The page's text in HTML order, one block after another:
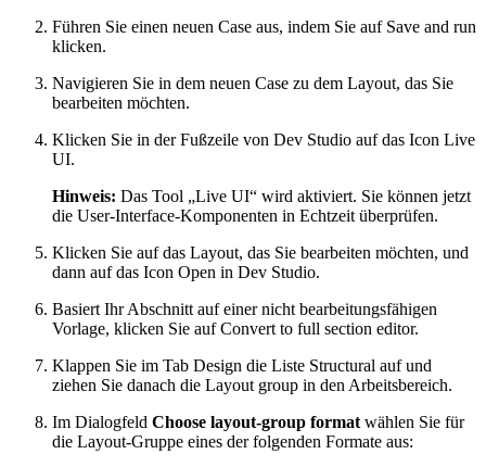
Führen Sie einen neuen Case aus, indem Sie auf Save and run
klicken.
Navigieren Sie in dem neuen Case zu dem Layout, das Sie
bearbeiten möchten.
Klicken Sie in der Fußzeile von Dev Studio auf das Icon Live
UI.
Hinweis: Das Tool „Live UI“ wird aktiviert. Sie können jetzt
die User-Interface-Komponenten in Echtzeit überprüfen.
Klicken Sie auf das Layout, das Sie bearbeiten möchten, und
dann auf das Icon Open in Dev Studio.
Basiert Ihr Abschnitt auf einer nicht bearbeitungsfähigen
Vorlage, klicken Sie aufConvert to full section editor.
Klappen Sie im Tab Design die Liste Structural auf und
ziehen Sie danach die Layout group in den Arbeitsbereich.
Im Dialogfeld Choose layout-group format wählen Sie für
die Layout-Gruppe eines der folgenden Formate aus: